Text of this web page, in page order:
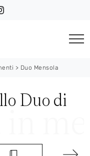
> Duo Mensola
Duo di